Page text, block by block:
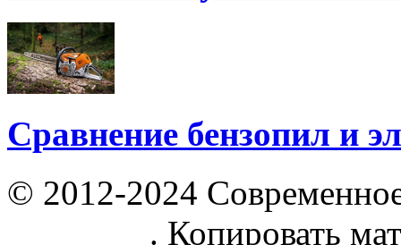
Сравнение бензопил и
© 2012-2024
. Копировать